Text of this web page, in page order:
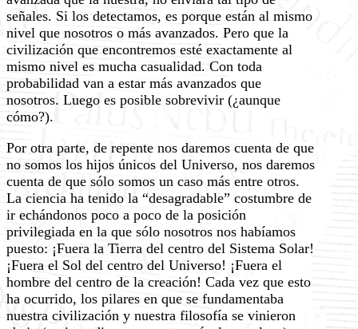
señales. Si los detectamos, es porque están al mismo
nivel que nosotros o más avanzados. Pero que la
civilización que encontremos esté exactamente al
mismo nivel es mucha casualidad. Con toda
probabilidad van a estar más avanzados que
nosotros. Luego es posible sobrevivir (¿aunque
cómo?).
Por otra parte, de repente nos daremos cuenta de que
no somos los hijos únicos del Universo, nos daremos
cuenta de que sólo somos un caso más entre otros.
La ciencia ha tenido la “desagradable” costumbre de
ir echándonos poco a poco de la posición
privilegiada en la que sólo nosotros nos habíamos
puesto: ¡Fuera la Tierra del centro del Sistema Solar!
¡Fuera el Sol del centro del Universo! ¡Fuera el
hombre del centro de la creación! Cada vez que esto
ha ocurrido, los pilares en que se fundamentaba
nuestra civilización y nuestra filosofía se vinieron